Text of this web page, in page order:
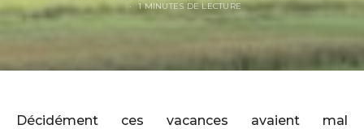
1 MINUTES DE LECTURE
Décidément ces vacances avaient mal